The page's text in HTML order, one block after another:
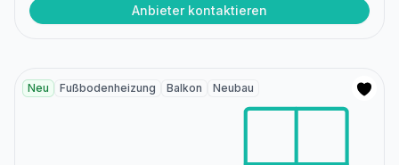
Anbieter kontaktieren
Neu Fußbodenheizung Balkon Neubau